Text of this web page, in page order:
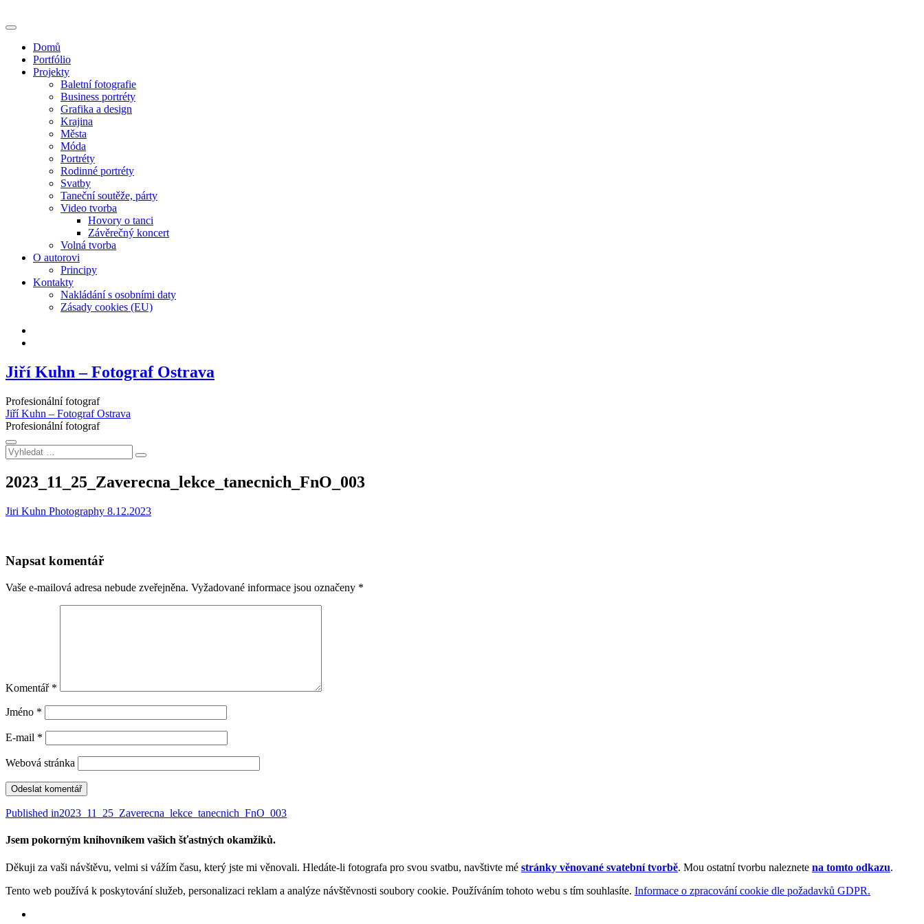
to
Domů
Portfólio
Projekty
Baletní fotografie
Business portréty
Grafika a design
Krajina
Města
Móda
Portréty
Rodinné portréty
Svatby
Taneční soutěže, párty
Video tvorba
Hovory o tanci
Závěrečný koncert
Volná tvorba
O autorovi
Principy
Kontakty
Nakládání s osobními daty
Zásady cookies (EU)
Jiří Kuhn – Fotograf Ostrava
Profesionální fotograf
Jiří Kuhn – Fotograf Ostrava
Profesionální fotograf
Vyhledat
…
2023_11_25_Zaverecna_lekce_tanecnich_FnO_003
Jiri Kuhn Photography 8.12.2023
Napsat komentář
Vaše e-mailová adresa nebude zveřejněna. Vyžadované informace jsou označeny *
Komentář *
Jméno *
E-mail *
Webová stránka
Navigace
pro
Published in2023_11_25_Zaverecna_lekce_tanecnich_FnO_003
Jsem pokorným knihovníkem vašich šťastných okamžiků.
Děkuji za vaši návštěvu, velmi si vážím času, který jste mi věnovali. Hledáte-li fotografa pro svou svatbu, navštivte mé stránky věnované svatební tvorbě. Mou ostatní tvorbu naleznete na tomto odkazu.
Tento web používá k poskytování služeb, personalizaci reklam a analýze návštěvnosti soubory cookie. Používáním tohoto webu s tím souhlasíte. Informace o zpracování cookie dle požadavků GDPR.